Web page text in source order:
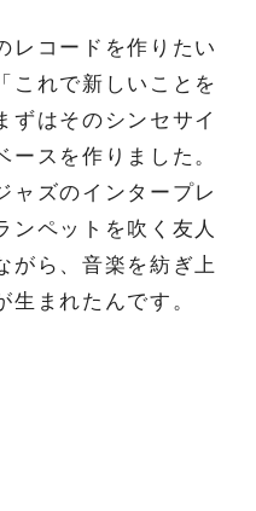
レコードを作りたい
これで新しいことを
ずはそのシンセサイ
スを作りました。
ャズのインタープレ
ンペットを吹く友人
がら、音楽を紡ぎ上
生まれたんです。